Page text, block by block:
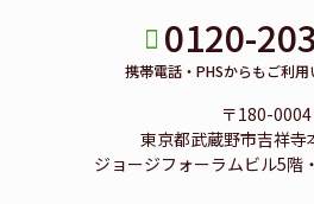
0120-
携帯電話・PHSからもご利用
〒180-0004
東京都武蔵野市吉祥
ジョージフォーラムビル5階